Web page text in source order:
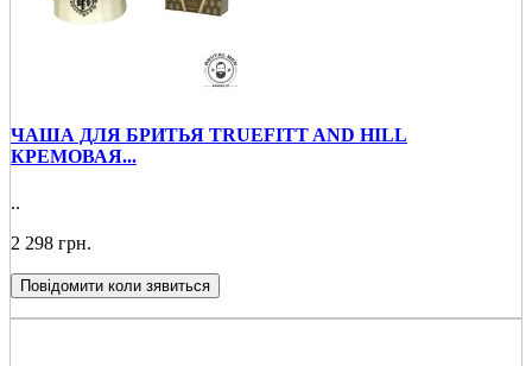
ЧАША ДЛЯ БРИТЬЯ TRUEFIТT AND HILL
КРЕМОВАЯ...
..
2 298 грн.
Повідомити коли зявиться